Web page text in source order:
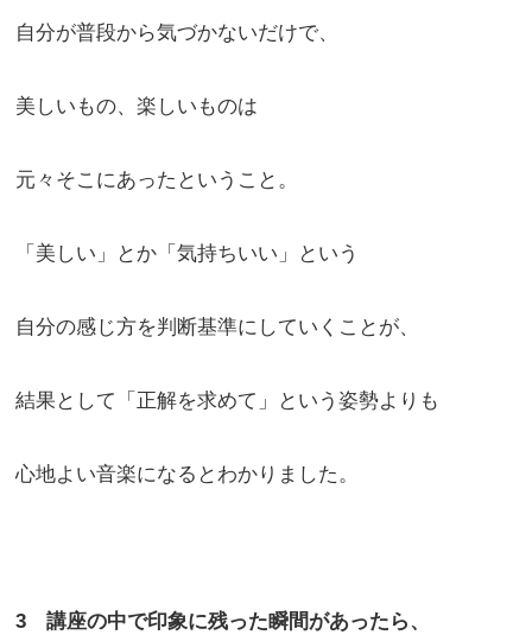
自分が普段から気づかないだけで、
美しいもの、楽しいものは
元々そこにあったということ。
「美しい」とか「気持ちいい」という
自分の感じ方を判断基準にしていくことが、
結果として「正解を求めて」という姿勢よりも
心地よい音楽になるとわかりました。
3 講座の中で印象に残った瞬間があったら、